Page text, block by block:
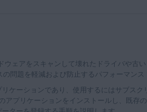
ウェアをスキャンして壊れたドライバや古
問題を軽減および防止するパフォーマンス
ケーションであり、使用するにはサブスク
アプリケーションをインストールし、既存